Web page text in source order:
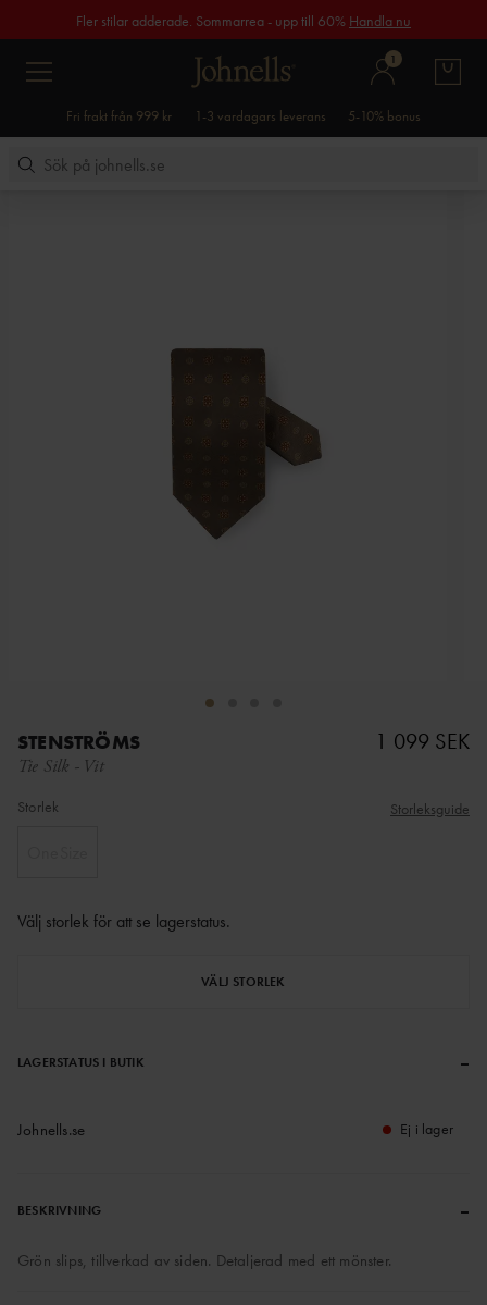
Fler stilar adderade. Sommarrea - upp till 60% Handla nu
1
Fri frakt från 999 kr 1-3 vardagars leverans 5-10% bonus
STENSTRÖMS
Tie Silk - Vit
1 099 SEK
Storlek Storleksguide
Välj storlek för att se lagerstatus.
VÄLJ STORLEK
LAGERSTATUS I BUTIK –
Johnells.se Ej i lager
BESKRIVNING –
Grön slips, tillverkad av siden. Detaljerad med ett mönster.